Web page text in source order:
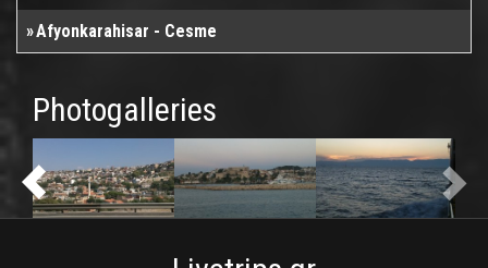
Afyonkarahisar - Cesme
Photogalleries